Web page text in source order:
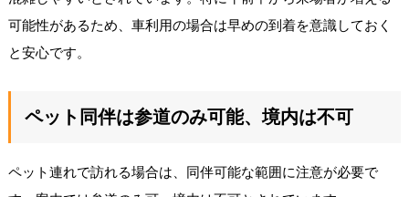
可能性があるため、車利用の場合は早めの到着を意識しておく
と安心です。
ペット同伴は参道のみ可能、境内は不可
ペット連れで訪れる場合は、同伴可能な範囲に注意が必要で